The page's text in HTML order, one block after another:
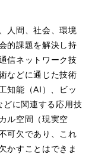
人間、社会、環境
的課題を解決し持
信ネットワーク技
などに通じた技術
知能（AI）、ビッ
に関連する応用技
ル空間（現実空
可欠であり、これ
かすことはできま